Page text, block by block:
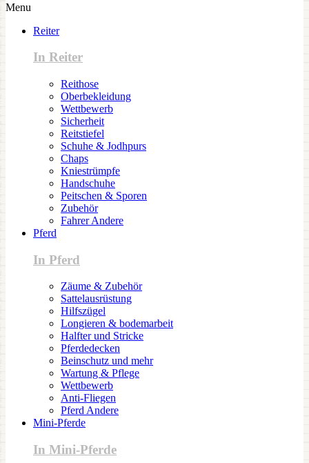
Menu
Reiter
In Reiter
Reithose
Oberbekleidung
Wettbewerb
Sicherheit
Reitstiefel
Schuhe & Jodhpurs
Chaps
Kniestrümpfe
Handschuhe
Peitschen & Sporen
Zubehör
Fahrer Andere
Pferd
In Pferd
Zäume & Zubehör
Sattelausrüstung
Hilfszügel
Longieren & bodemarbeit
Halfter und Stricke
Pferdedecken
Beinschutz und mehr
Wartung & Pflege
Wettbewerb
Anti-Fliegen
Pferd Andere
Mini-Pferde
In Mini-Pferde